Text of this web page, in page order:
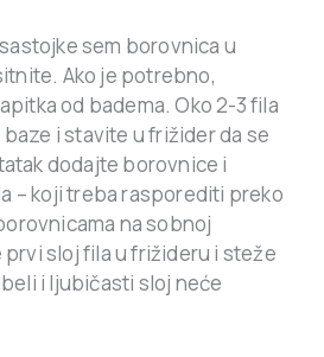
sem borovnica u
Ako je potrebno,
od badema. Oko 2-3 fila
i stavite u frižider da se
dodajte borovnice i
– koji treba rasporediti preko
na sobnoj
sloj fila u frižideru i steže
i ljubičasti sloj neće